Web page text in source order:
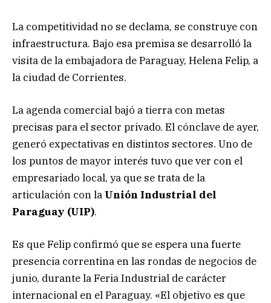
La competitividad no se declama, se construye con
infraestructura. Bajo esa premisa se desarrolló la
visita de la embajadora de Paraguay, Helena Felip, a
la ciudad de Corrientes.
La agenda comercial bajó a tierra con metas
precisas para el sector privado. El cónclave de ayer,
generó expectativas en distintos sectores. Uno de
los puntos de mayor interés tuvo que ver con el
empresariado local, ya que se trata de la
articulación con la Unión Industrial del
Paraguay (UIP).
Es que Felip confirmó que se espera una fuerte
presencia correntina en las rondas de negocios de
junio, durante la Feria Industrial de carácter
internacional en el Paraguay. «El objetivo es que